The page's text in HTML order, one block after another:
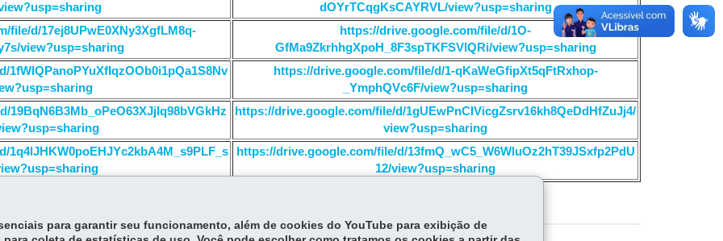
dOYrTCqgKsCAYRVL/view?usp=sharing
file/d/17ej8UPwE0XNy3XgfLM8q-
view?usp=sharing
https://drive.google.com/file/d/1O-
GfMa9ZkrhhgXpoH_8F3spTKFSVlQRi/view?usp=sharing
1fWIQPanoPYuXfIqzOOb0i1pQa1S8Nv
https://drive.google.com/file/d/1-qKaWeGfipXt5qFtRxhop-
_YmphQVc6F/view?usp=sharing
19BqN6B3Mb_oPeO63XJjIq98bVGkHz
https://drive.google.com/file/d/1gUEwPnCIVicgZsrv16kh8QeDdHfZuJj4/
view?usp=sharing
1q4lJHKW0poEHJYc2kbA4M_s9PLF_s
https://drive.google.com/file/d/13fmQ_wC5_W6WluOz2hT39JSxfp2PdU
12/view?usp=sharing
para garantir seu funcionamento, além de cookies do YouTube para exibição de